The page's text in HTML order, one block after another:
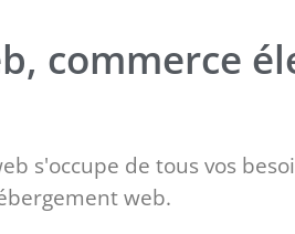
commerce
s'occupe de tous vos
web.